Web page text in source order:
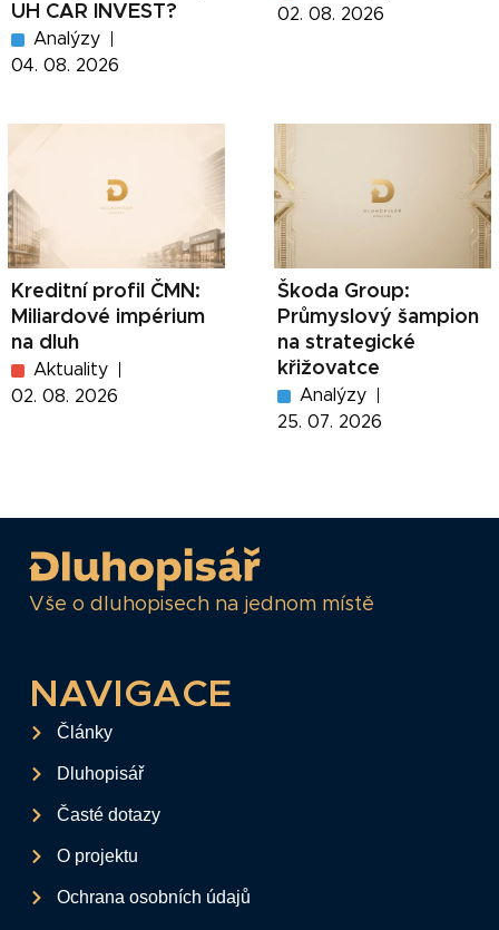
UH CAR INVEST?
Analýzy
04. 08. 2026
02. 08. 2026
Kreditní profil ČMN:
Miliardové impérium
na dluh
Aktuality
02. 08. 2026
Škoda Group:
Průmyslový šampion
na strategické
křižovatce
Analýzy
25. 07. 2026
Vše o dluhopisech na jednom místě
NAVIGACE
Články
Dluhopisář
Časté dotazy
O projektu
Ochrana osobních údajů